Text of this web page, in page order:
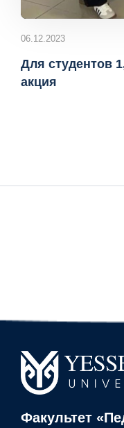
06.12.2023
Для студентов
акция
Факультет